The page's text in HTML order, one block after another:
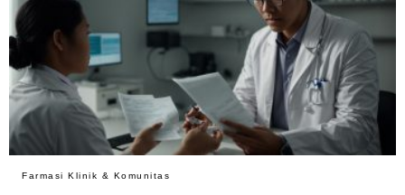
Farmasi Klinik & Komunitas